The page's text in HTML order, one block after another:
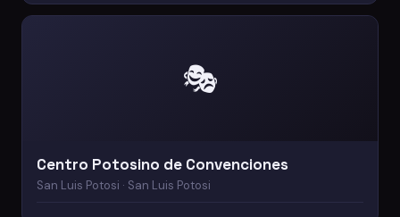
🎭
Centro Potosino de Convenciones
San Luis Potosi · San Luis Potosi